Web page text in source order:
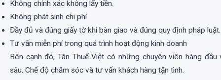
Không chính xác không lấy tiền.
Không phát sinh chi phí
Đầy đủ và đúng giấy tờ khi bàn giao và đúng quy định pháp luật.
Tư vấn miễn phí trong quá trình hoạt động kinh doanh
Bên cạnh đó, Tân Thuế Việt có những chuyên viên hàng đầu
sâu. Chế độ chăm sóc và tư vấn khách hàng tận tình.